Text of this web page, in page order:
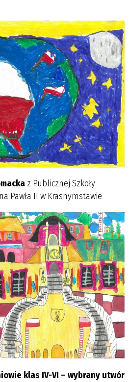
z Publicznej Szkoły
Pawła II w Krasnymstawie
klas IV-VI – wybrany utwór